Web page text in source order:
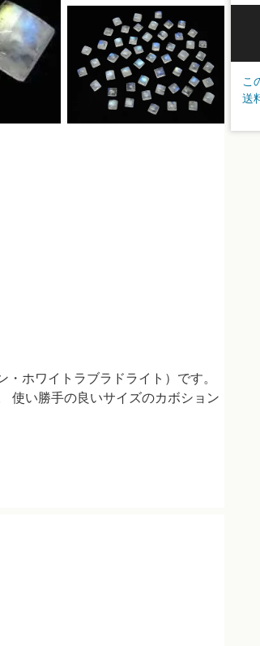
こ
送
ホワイトラブラドライト）です。
使い勝手の良いサイズのカボション